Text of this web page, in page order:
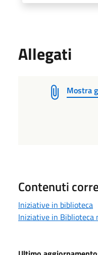
Allegati
Mostra
Contenuti
Iniziative in biblioteca
Iniziative in Biblioteca